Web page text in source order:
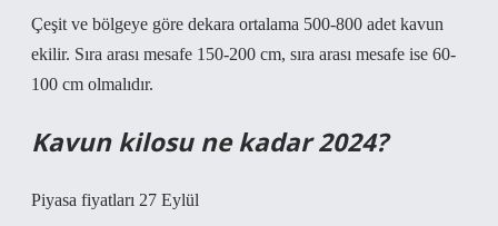
Çeşit ve bölgeye göre dekara ortalama 500-800 adet kavun
ekilir. Sıra arası mesafe 150-200 cm, sıra arası mesafe ise 60-
100 cm olmalıdır.
Kavun kilosu ne kadar 2024?
Piyasa fiyatları 27 Eylül